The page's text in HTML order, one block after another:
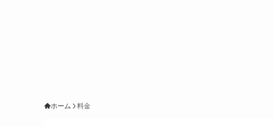
ホーム 料金